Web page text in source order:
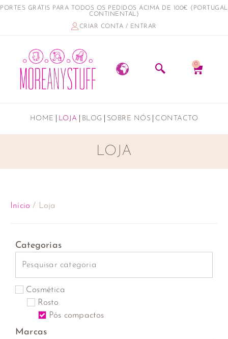
PORTES GRÁTIS PARA TODOS OS PEDIDOS ACIMA DE 100€ (PORTUGAL
CONTINENTAL)
CRIAR CONTA / ENTRAR
0
HOME LOJA BLOG SOBRE NÓS CONTACTO
LOJA
Início / Loja
Categorias
Cosmética
Rosto
Pós compactos
Marcas